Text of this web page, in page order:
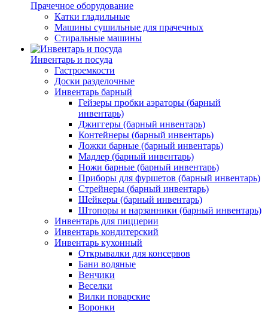
Прачечное оборудование
Катки гладильные
Машины сушильные для прачечных
Стиральные машины
Инвентарь и посуда
Гастроемкости
Доски разделочные
Инвентарь барный
Гейзеры пробки аэраторы (барный
инвентарь)
Джиггеры (барный инвентарь)
Контейнеры (барный инвентарь)
Ложки барные (барный инвентарь)
Мадлер (барный инвентарь)
Ножи барные (барный инвентарь)
Приборы для фуршетов (барный инвентарь)
Стрейнеры (барный инвентарь)
Шейкеры (барный инвентарь)
Штопоры и нарзанники (барный инвентарь)
Инвентарь для пиццерии
Инвентарь кондитерский
Инвентарь кухонный
Открывалки для консервов
Бани водяные
Венчики
Веселки
Вилки поварские
Воронки